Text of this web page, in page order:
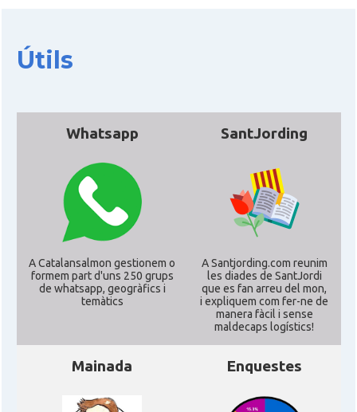
Útils
Whatsapp
A Catalansalmon gestionem o
formem part d'uns 250 grups
de whatsapp, geogràfics i
temàtics
SantJording
A Santjording.com reunim
les diades de SantJordi
que es fan arreu del mon,
i expliquem com fer-ne de
manera fàcil i sense
maldecaps logí­stics!
Mainada Enquestes